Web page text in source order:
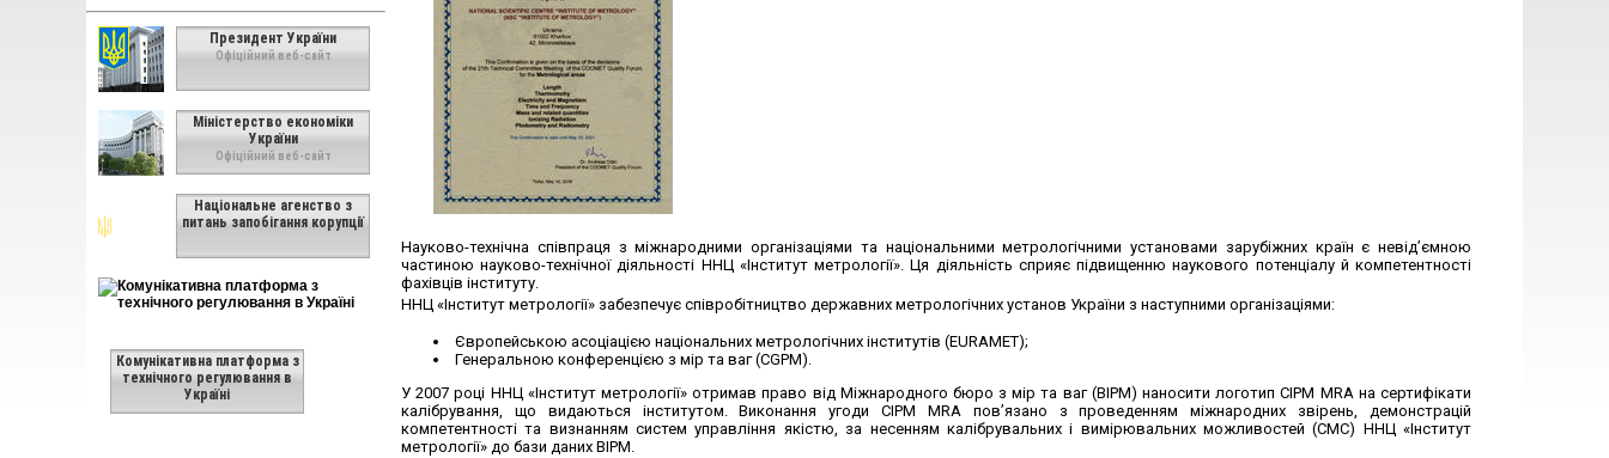
Президент України
Офіційний веб-сайт
Міністерство економіки
України
Офіційний веб-сайт
Національне агенство з
питань запобігання корупції
Комунікативна платформа з
технічного регулювання в
Україні
Науково-технічна співпраця з міжнародними організаціями та національними метрологічними установами зарубіжних країн є невід’ємною
частиною науково-технічної діяльності ННЦ «Інститут метрології». Ця діяльність сприяє підвищенню наукового потенціалу й компетентності
фахівців інституту.
ННЦ «Інститут метрології» забезпечує співробітництво державних метрологічних установ України з наступними організаціями:
Європейською асоціацією національних метрологічних інститутів (EURAMET);
Генеральною конференцією з мір та ваг (CGPM).
У 2007 році ННЦ «Інститут метрології» отримав право від Міжнародного бюро з мір та ваг (BIPM) наносити логотип CIPM MRA на сертифікати
калібрування, що видаються інститутом. Виконання угоди CIPM MRA пов’язано з проведенням міжнародних звірень, демонстрацій
компетентності та визнанням систем управління якістю, за несенням калібрувальних і вимірювальних можливостей (СМС) ННЦ «Інститут
метрології» до бази даних BIPM.